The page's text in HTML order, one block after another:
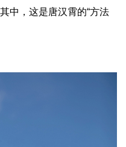
中，这是唐汉霄的“方法